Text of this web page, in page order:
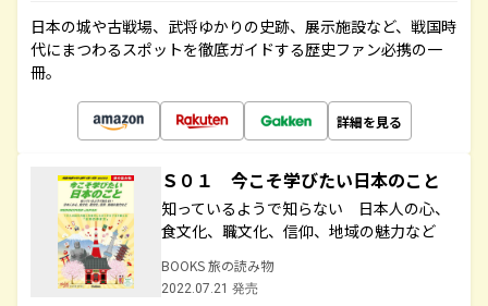
日本の城や古戦場、武将ゆかりの史跡、展示施設など、戦国時
代にまつわるスポットを徹底ガイドする歴史ファン必携の一
冊。
詳細を見る
Ｓ０１ 今こそ学びたい日本のこと
知っているようで知らない 日本人の心、
食文化、職文化、信仰、地域の魅力など
BOOKS 旅の読み物
2022.07.21 発売